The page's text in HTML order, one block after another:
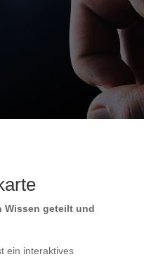
Wissen geteilt und
ein interaktives